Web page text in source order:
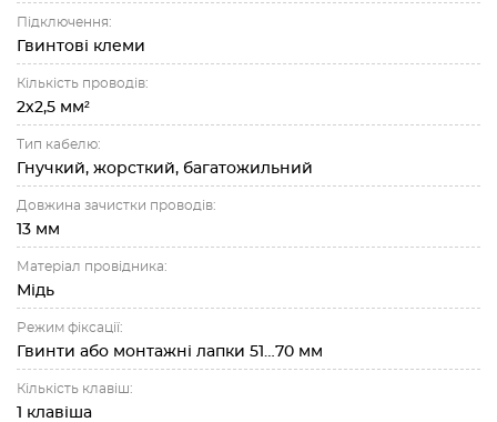
Підключення:
Гвинтові клеми
Кількість проводів:
2х2,5 мм²
Тип кабелю:
Гнучкий, жорсткий, багатожильний
Довжина зачистки проводів:
13 мм
Матеріал провідника:
Мідь
Режим фіксації:
Гвинти або монтажні лапки 51…70 мм
Кількість клавіш:
1 клавіша